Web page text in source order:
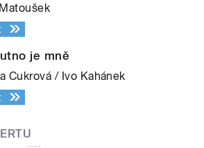
je mně
Cukrová / Ivo Kahánek